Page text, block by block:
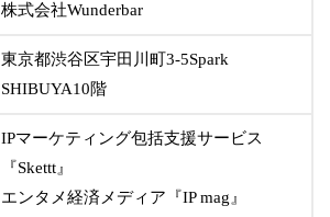
株式会社Wunderbar
東京都渋谷区宇田川町3-5Spark
SHIBUYA10階
IPマーケティング包括支援サービス
『Skettt』
エンタメ経済メディア『IP mag』